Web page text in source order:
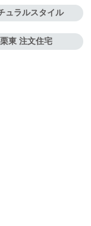
ュラルスタイル
栗東 注文住宅